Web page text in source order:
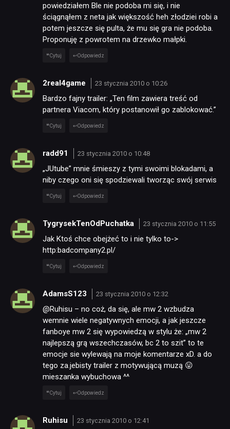
powiedziałem Ble nie podoba mi się, i nie
ściągnąłem z neta jak większość heh złodziei robi a
potem jeszcze się pulta, że mu się gra nie podoba.
Proponuję z powrotem na drzewko małpki.
Cytuj Odpowiedz
2real4game 23 stycznia 2010 o 10:26
Bardzo fajny trailer: „Ten film zawiera treść od
partnera Viacom, który postanowił go zablokować.”
Cytuj Odpowiedz
radd91 23 stycznia 2010 o 10:48
„JUtube” mnie śmieszy z tymi swoimi blokadami, a
niby czego oni się spodziewali tworząc swój serwis
Cytuj Odpowiedz
TygrysekTenOdPuchatka 23 stycznia 2010 o 11:55
Jak Ktoś chce obejżeć to i nie tylko to->
http:badcompany2.pl/
Cytuj Odpowiedz
AdamsS123 23 stycznia 2010 o 12:32
@Ruhisu – no coż, da się, ale mw 2 wzbudza
wemnie wiele negatywnych emocji, a jak jeszcze
fanboye mw 2 się wypowiedzą w stylu że: „mw 2
najlepszą grą wszechczasów, bc 2 to szit” to te
emocje sie wylewają na moje komentarze xD. a do
tego za.jebisty trailer z motywującą muzą 😛
mieszanka wybuchowa ^^
Cytuj Odpowiedz
Ruhisu 23 stycznia 2010 o 12:41